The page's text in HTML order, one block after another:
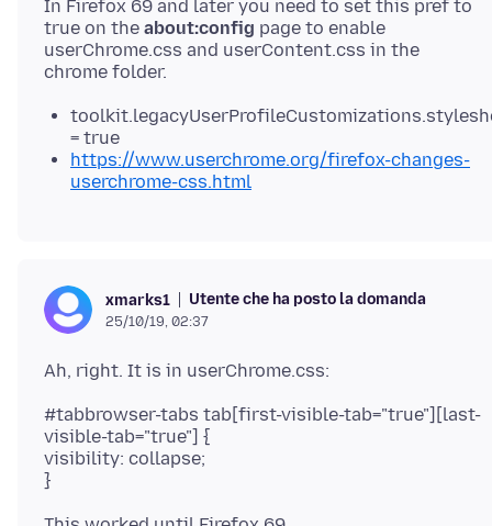
In Firefox 69 and later you need to set this pref to
true on the about:config page to enable
userChrome.css and userContent.css in the
= true
https://www.userchrome.org/firefox-changes-
userchrome-css.html
xmarks1 Utente che ha posto la domanda
25/10/19, 02:37
#tabbrowser-tabs tab[first-visible-tab="true"][last-
visible-tab="true"] {
visibility: collapse;